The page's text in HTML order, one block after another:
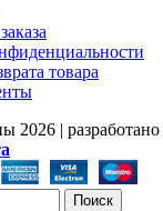
товара
2026 | разработано
Поиск